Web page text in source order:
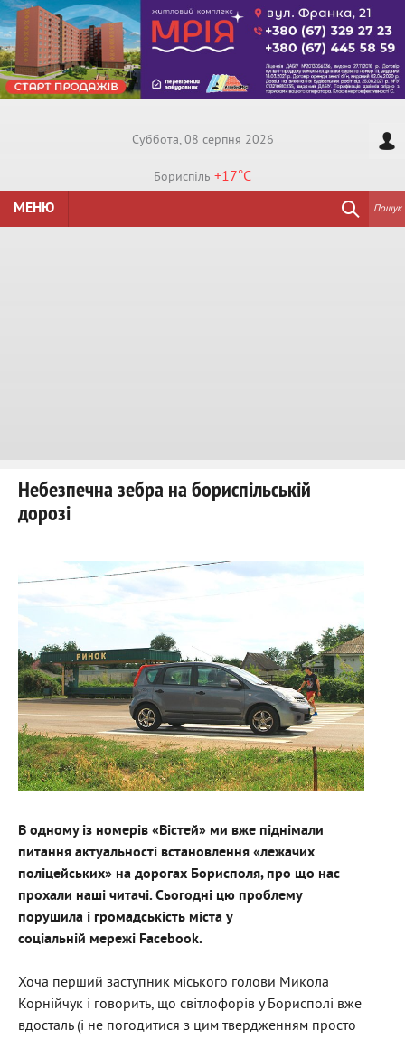
Суббота, 08 серпня 2026
Бориспiль +17°C
МЕНЮ
Пошук
Небезпечна зебра на бориспільській
дорозі
В одному із номерів «Вістей» ми вже піднімали
питання актуальності встановлення «лежачих
поліцейських» на дорогах Борисполя, про що нас
прохали наші читачі. Сьогодні цю проблему
порушила і громадськість міста у
соціальній мережі Facebook.
Хоча перший заступник міського голови Микола
Корнійчук і говорить, що світлофорів у Борисполі вже
вдосталь (і не погодитися з цим твердженням просто